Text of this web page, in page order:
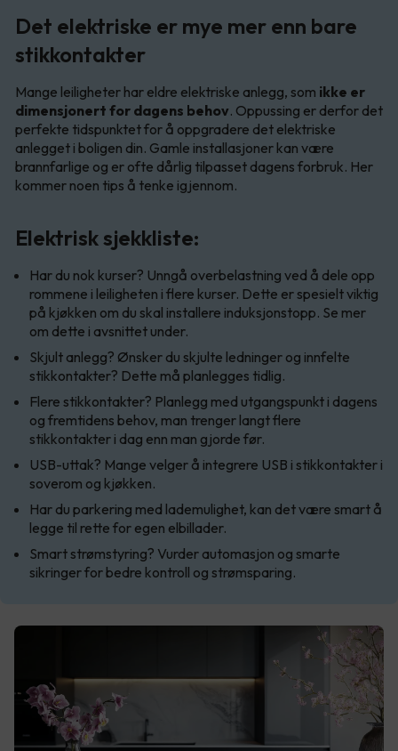
Det elektriske er mye mer enn bare
stikkontakter
Mange leiligheter har eldre elektriske anlegg, som ikke er
dimensjonert for dagens behov. Oppussing er derfor det
perfekte tidspunktet for å oppgradere det elektriske
anlegget i boligen din. Gamle installasjoner kan være
brannfarlige og er ofte dårlig tilpasset dagens forbruk. Her
kommer noen tips å tenke igjennom.
Elektrisk sjekkliste:
Har du nok kurser? Unngå overbelastning ved å dele opp
rommene i leiligheten i flere kurser. Dette er spesielt viktig
på kjøkken om du skal installere induksjonstopp. Se mer
om dette i avsnittet under.
Skjult anlegg? Ønsker du skjulte ledninger og innfelte
stikkontakter? Dette må planlegges tidlig.
Flere stikkontakter? Planlegg med utgangspunkt i dagens
og fremtidens behov, man trenger langt flere
stikkontakter i dag enn man gjorde før.
USB-uttak? Mange velger å integrere USB i stikkontakter i
soverom og kjøkken.
Har du parkering med lademulighet, kan det være smart å
legge til rette for egen elbillader.
Smart strømstyring? Vurder automasjon og smarte
sikringer for bedre kontroll og strømsparing.